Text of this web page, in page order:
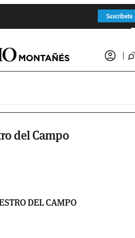
Suscríbete
del Campo
DEL CAMPO